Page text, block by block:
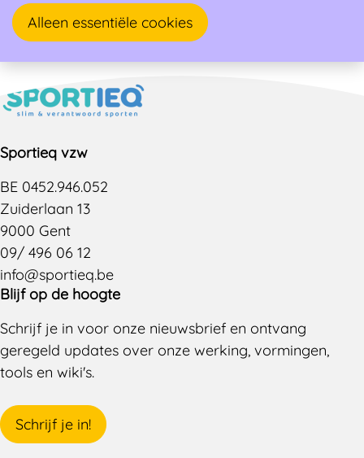
Naar overzicht
Sportieq vzw
BE 0452.946.052
Zuiderlaan 13
9000 Gent
09/ 496 06 12
info@sportieq.be
Blijf op de hoogte
Schrijf je in voor onze nieuwsbrief en ontvang
geregeld updates over onze werking, vormingen,
tools en wiki's.
Schrijf je in!
Alleen essentiële cookies